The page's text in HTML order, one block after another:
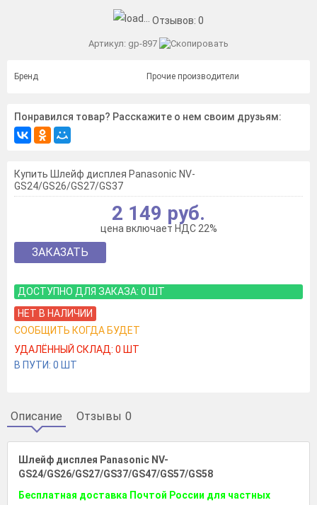
Отзывов: 0
Артикул: gp-897
Бренд Прочие производители
Понравился товар? Расскажите о нем своим друзьям:
Купить Шлейф дисплея Panasonic NV-
GS24/GS26/GS27/GS37
2 149 руб.
цена включает НДС 22%
ЗАКАЗАТЬ
ДОСТУПНО ДЛЯ ЗАКАЗА: 0 ШТ
НЕТ В НАЛИЧИИ
СООБЩИТЬ КОГДА БУДЕТ
УДАЛЁННЫЙ СКЛАД: 0 ШТ
В ПУТИ: 0 ШТ
Описание Отзывы 0
Шлейф дисплея Panasonic NV-
GS24/GS26/GS27/GS37/GS47/GS57/GS58
Бесплатная доставка Почтой России для частных